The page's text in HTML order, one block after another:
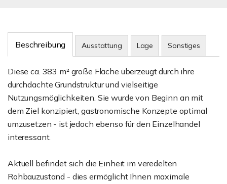
Beschreibung Ausstattung Lage Sonstiges
Diese ca. 383 m² große Fläche überzeugt durch ihre
durchdachte Grundstruktur und vielseitige
Nutzungsmöglichkeiten. Sie wurde von Beginn an mit
dem Ziel konzipiert, gastronomische Konzepte optimal
umzusetzen - ist jedoch ebenso für den Einzelhandel
interessant.
Aktuell befindet sich die Einheit im veredelten
Rohbauzustand - dies ermöglicht Ihnen maximale